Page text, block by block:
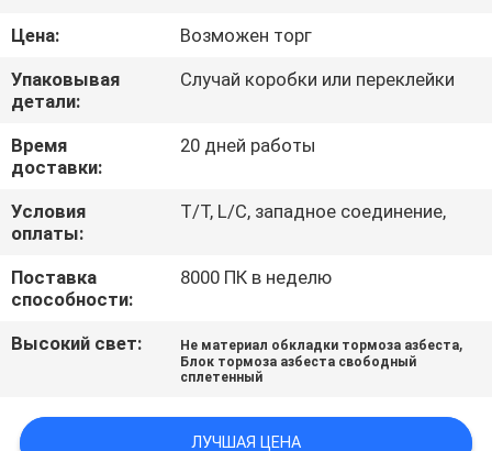
КАЧЕСТВА
СВЯЖИТЕСЬ
МЫ
СПРОСИТЕ
САЙТА
PRIVACY
Цена:
Возможен торг
Упаковывая
детали:
Случай коробки или переклейки
Время
доставки:
20 дней работы
Условия
оплаты:
T/T, L/C, западное соединение,
Поставка
способности:
8000 ПК в неделю
Высокий свет: Не материал обкладки тормоза азбеста,
Блок тормоза азбеста свободный
сплетенный
ЛУЧШАЯ ЦЕНА